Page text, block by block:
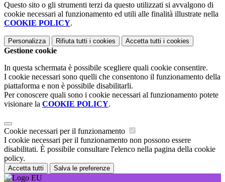
Questo sito o gli strumenti terzi da questo utilizzati si avvalgono di
cookie necessari al funzionamento ed utili alle finalità illustrate nella
COOKIE POLICY.
Personalizza Rifiuta tutti i cookies Accetta tutti i cookies
Gestione cookie
In questa schermata è possibile scegliere quali cookie consentire.
I cookie necessari sono quelli che consentono il funzionamento della
piattaforma e non è possibile disabilitarli.
Per conoscere quali sono i cookie necessari al funzionamento potete
visionare la COOKIE POLICY.
Cookie necessari per il funzionamento
I cookie necessari per il funzionamento non possono essere
disabilitati. È possibile consultare l'elenco nella pagina della cookie
policy.
Accetta tutti Salva le preferenze